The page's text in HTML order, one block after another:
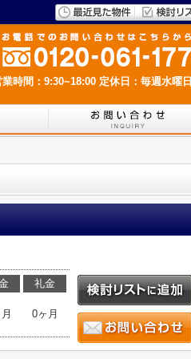
業時間：9:30~18:00 定休日：毎週水曜日
礼金
0ヶ月